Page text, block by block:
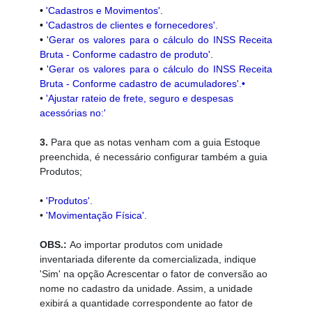
•'Cadastros e Movimentos'.
•'Cadastros de clientes e fornecedores'.
•'Gerar os valores para o cálculo do INSS Receita
Bruta - Conforme cadastro de produto'.
• 'Gerar os valores para o cálculo do INSS Receita
Bruta - Conforme cadastro de acumuladores'.•
• 'Ajustar rateio de frete, seguro e despesas
acessórias no:'
3. Para que as notas venham com a guia Estoque
preenchida, é necessário configurar também a guia
Produtos;
• 'Produtos'.
• 'Movimentação Física'.
OBS.: Ao importar produtos com unidade
inventariada diferente da comercializada, indique
'Sim' na opção Acrescentar o fator de conversão ao
nome no cadastro da unidade. Assim, a unidade
exibirá a quantidade correspondente ao fator de